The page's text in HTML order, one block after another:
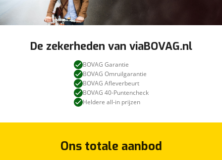
De zekerheden van viaBOVAG.nl
BOVAG Garantie
BOVAG Omruilgarantie
BOVAG Afleverbeurt
BOVAG 40-Puntencheck
Heldere all-in prijzen
Ons totale aanbod